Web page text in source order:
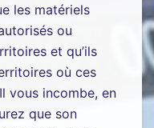
les matériels
ou
et qu’ils
où ces
vous incombe, en
que son